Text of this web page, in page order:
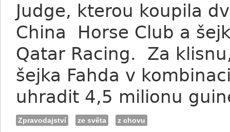
Judge, kterou koupila
China Horse Club a
Qatar Racing. Za
šejka Fahda v
uhradit 4,5 milionu
Zpravodajství ze světa z chovu